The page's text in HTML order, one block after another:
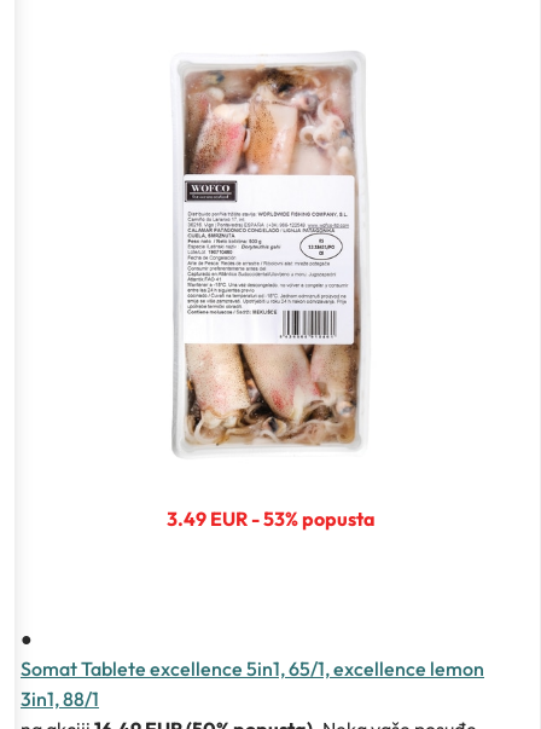
3.49 EUR - 53% popusta
●
Somat Tablete excellence 5in1, 65/1, excellence lemon
3in1, 88/1